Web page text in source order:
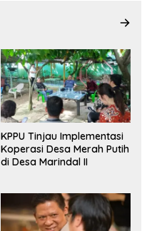
KPPU Tinjau Implementasi
Koperasi Desa Merah Putih
di Desa Marindal II